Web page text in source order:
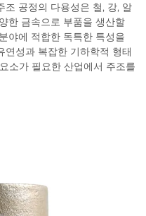
조 공정의 다용성은 철, 강, 알
한 금속으로 부품을 생산할
야에 적합한 독특한 특성을
연성과 복잡한 기하학적 형태
소가 필요한 산업에서 주조를